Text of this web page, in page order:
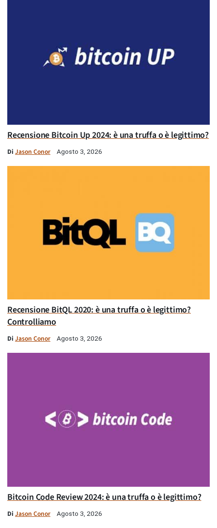
Recensione Bitcoin Up 2024: è una truffa o è legittimo?
Di Jason Conor Agosto 3, 2026
Recensione BitQL 2020: è una truffa o è legittimo?
Controlliamo
Di Jason Conor Agosto 3, 2026
Bitcoin Code Review 2024: è una truffa o è legittimo?
Di Jason Conor Agosto 3, 2026